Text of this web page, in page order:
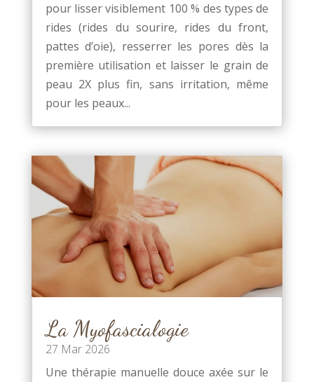
pour lisser visiblement 100 % des types de
rides (rides du sourire, rides du front,
pattes d’oie), resserrer les pores dès la
première utilisation et laisser le grain de
peau 2X plus fin, sans irritation, même
pour les peaux...
La Myofascialogie
27 Mar 2026
Une thérapie manuelle douce axée sur le